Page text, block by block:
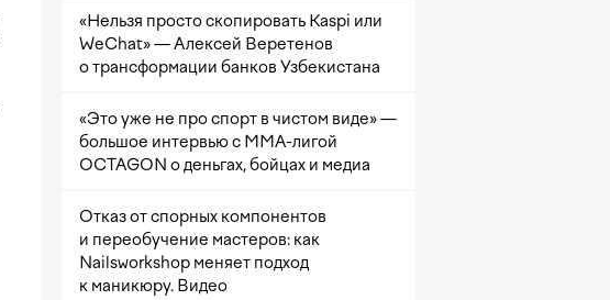
«Нельзя просто скопировать Kaspi или
WeChat» — Алексей Веретенов
о трансформации банков Узбекистана
«Это уже не про спорт в чистом виде» —
большое интервью с ММА-лигой
OCTAGON о деньгах, бойцах и медиа
Отказ от спорных компонентов
и переобучение мастеров: как
Nailsworkshop меняет подход
к маникюру. Видео